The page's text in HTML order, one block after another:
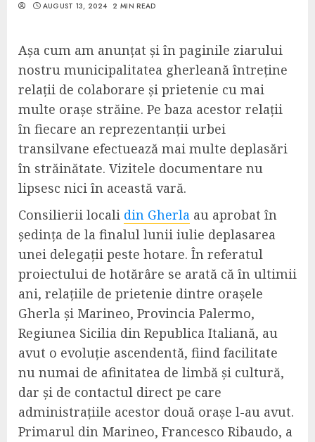
AUGUST 13, 2024 2 MIN READ
Așa cum am anunțat și în paginile ziarului
nostru municipalitatea gherleană întreține
relații de colaborare și prietenie cu mai
multe orașe străine. Pe baza acestor relații
în fiecare an reprezentanții urbei
transilvane efectuează mai multe deplasări
în străinătate. Vizitele documentare nu
lipsesc nici în această vară.
Consilierii locali din Gherla au aprobat în
ședința de la finalul lunii iulie deplasarea
unei delegații peste hotare. În referatul
proiectului de hotărâre se arată că în ultimii
ani, relațiile de prietenie dintre orașele
Gherla și Marineo, Provincia Palermo,
Regiunea Sicilia din Republica Italiană, au
avut o evoluție ascendentă, fiind facilitate
nu numai de afinitatea de limbă și cultură,
dar și de contactul direct pe care
administrațiile acestor două orașe l-au avut.
Primarul din Marineo, Francesco Ribaudo, a